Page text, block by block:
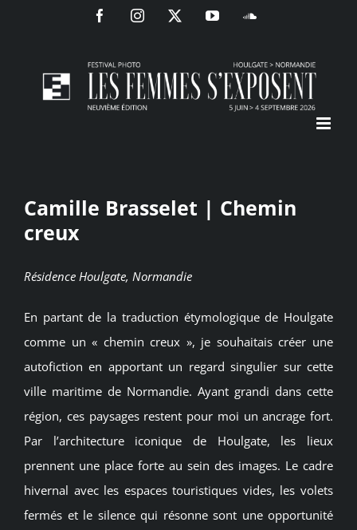
FacebookInstagram
X YouTubeSoundCloud
Camille Brasselet | Chemin
creux
Résidence Houlgate, Normandie
En partant de la traduction étymologique de Houlgate
comme un « chemin creux », je souhaitais créer une
autofiction en apportant un regard singulier sur cette
ville maritime de Normandie. Ayant grandi dans cette
région, ces paysages restent pour moi un ancrage fort.
Par l’architecture iconique de Houlgate, les lieux
prennent une place forte au sein des images. Le cadre
hivernal avec les espaces touristiques vides, les volets
fermés et le silence qui résonne sont une opportunité